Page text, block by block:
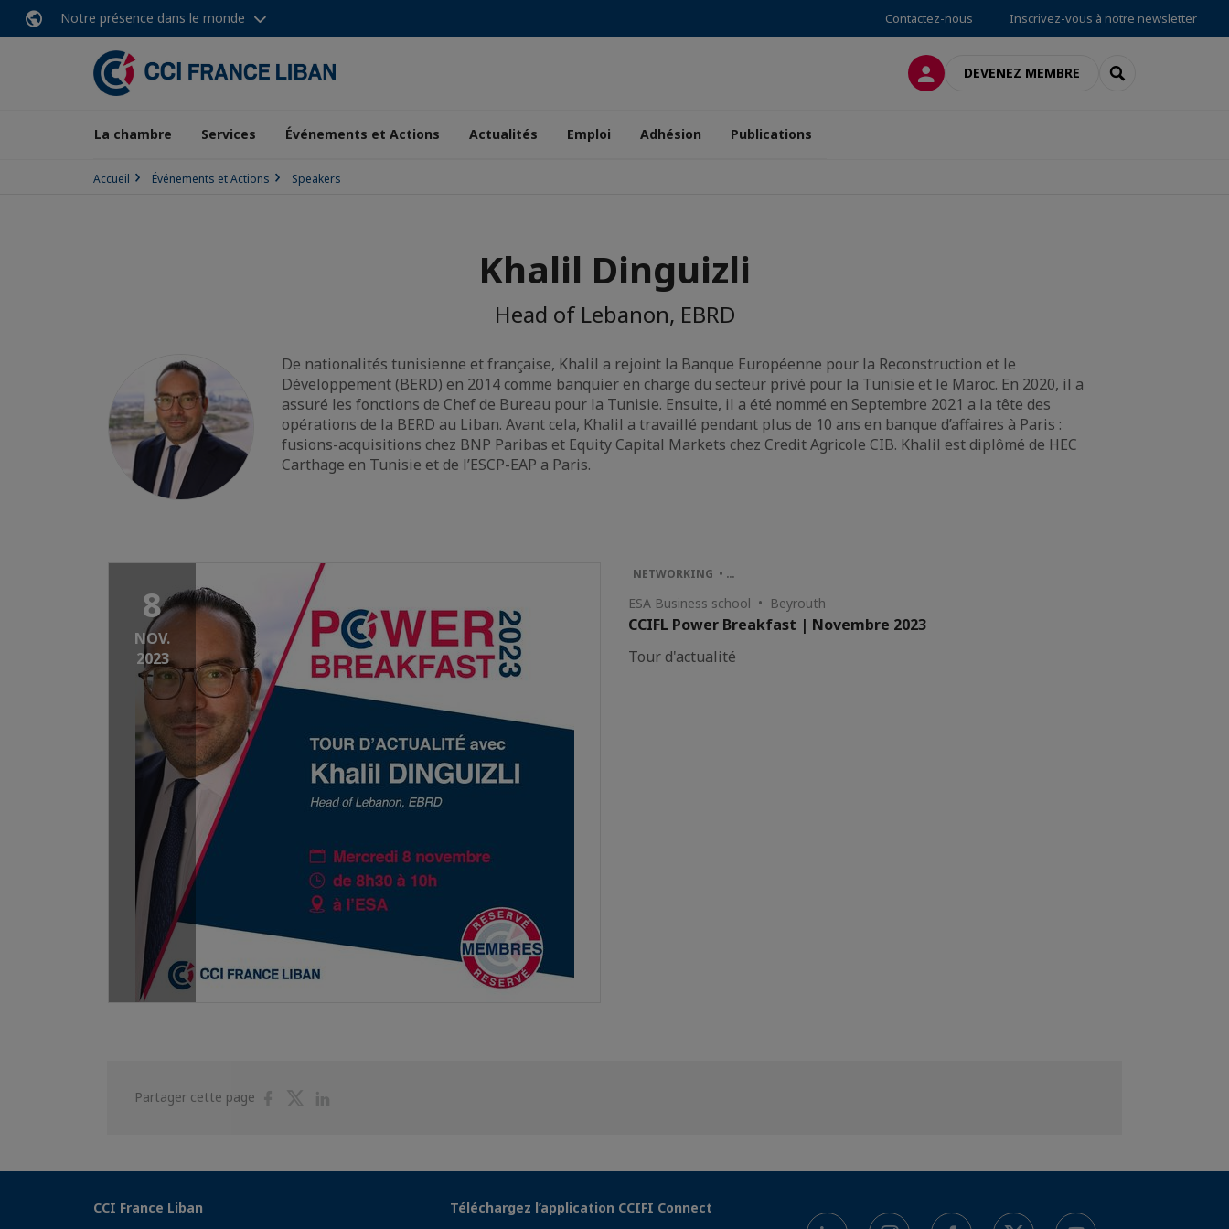
Notre présence dans le monde Contactez-nous Inscrivez-vous à notre newsletter
CONNEXIONDEVENEZ MEMBRE RECHERCHER
La chambre Services Événements et Actions Actualités Emploi Adhésion Publications
Accueil Événements et Actions Speakers
Khalil Dinguizli
Head of Lebanon, EBRD
De nationalités tunisienne et française, Khalil a rejoint la Banque Européenne pour la Reconstruction et le
Développement (BERD) en 2014 comme banquier en charge du secteur privé pour la Tunisie et le Maroc. En 2020, il a
assuré les fonctions de Chef de Bureau pour la Tunisie. Ensuite, il a été nommé en Septembre 2021 a la tête des
opérations de la BERD au Liban. Avant cela, Khalil a travaillé pendant plus de 10 ans en banque d’affaires à Paris :
fusions-acquisitions chez BNP Paribas et Equity Capital Markets chez Credit Agricole CIB. Khalil est diplômé de HEC
Carthage en Tunisie et de l’ESCP-EAP a Paris.
8
NOV.
2023
NETWORKING • …
ESA Business school • Beyrouth
CCIFL Power Breakfast | Novembre 2023
Tour d'actualité
Partager cette page
PartagerPartager
CCI France Liban Téléchargez l’application CCIFI Connect